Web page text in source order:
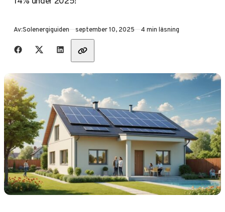
Av:Solenergiguiden Publicerad
september 10, 2025 4 min läsning
Dela med vänner